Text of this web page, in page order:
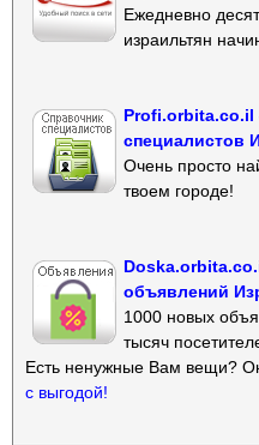
Ежедневно
израильтян
специалистов
Очень просто
твоем городе!
объявлений
1000 новых
тысяч
Есть ненужные Вам вещи?
с выгодой!